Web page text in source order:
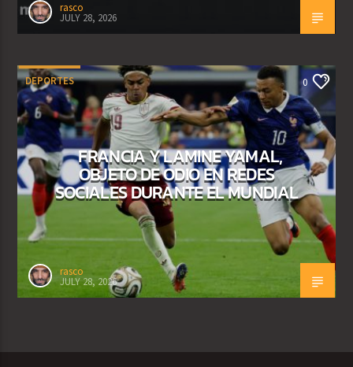
rasco
JULY 28, 2026
DEPORTES 0
FRANCIA Y LAMINE YAMAL,
OBJETO DE ODIO EN REDES
SOCIALES DURANTE EL MUNDIAL
rasco
JULY 28, 2026